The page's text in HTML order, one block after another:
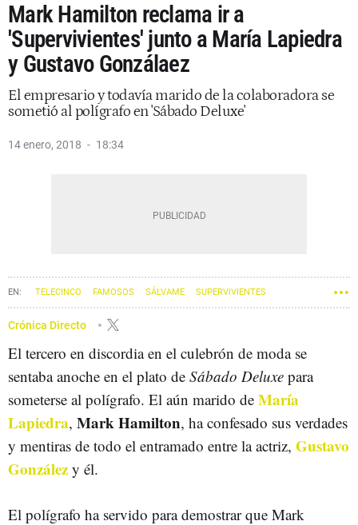
Mark Hamilton reclama ir a
'Supervivientes' junto a María Lapiedra
y Gustavo Gonzálaez
El empresario y todavía marido de la colaboradora se
sometió al polígrafo en 'Sábado Deluxe'
14 enero, 2018 18:34
TELECINCO FAMOSOS SÁLVAME SUPERVIVIENTES
Crónica Directo
El tercero en discordia en el culebrón de moda se
sentaba anoche en el plato de Sábado Deluxe para
someterse al polígrafo. El aún marido de María
Lapiedra, Mark Hamilton, ha confesado sus verdades
y mentiras de todo el entramado entre la actriz, Gustavo
González y él.
El polígrafo ha servido para demostrar que Mark